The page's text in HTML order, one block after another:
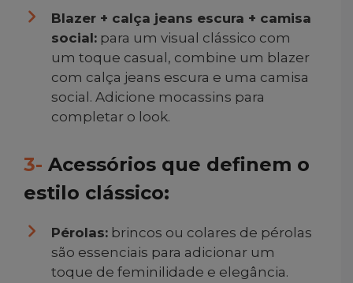
Blazer + calça jeans escura + camisa
social: para um visual clássico com
um toque casual, combine um blazer
com calça jeans escura e uma camisa
social. Adicione mocassins para
completar o look.
3- Acessórios que definem o
estilo clássico:
Pérolas: brincos ou colares de pérolas
são essenciais para adicionar um
toque de feminilidade e elegância.